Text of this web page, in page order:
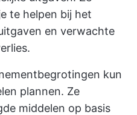
te helpen bij het
en verwachte
kun
plannen. Ze
middelen op basis